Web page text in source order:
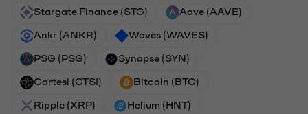
Stargate Finance (STG) Aave (AAVE)
Ankr (ANKR) Waves (WAVES)
PSG (PSG) Synapse (SYN)
Cartesi (CTSI) Bitcoin (BTC)
Ripple (XRP) Helium (HNT)